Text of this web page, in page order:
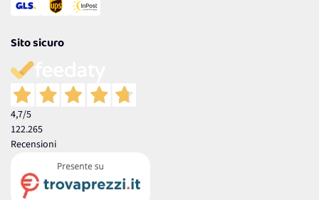
Sito sicuro
4,7/5
122.265
Recensioni